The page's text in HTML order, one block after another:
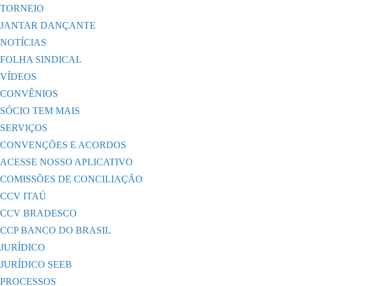
TORNEIO
JANTAR DANÇANTE
NOTÍCIAS
FOLHA SINDICAL
VÍDEOS
CONVÊNIOS
SÓCIO TEM MAIS
SERVIÇOS
CONVENÇÕES E ACORDOS
ACESSE NOSSO APLICATIVO
COMISSÕES DE CONCILIAÇÃO
CCV ITAÚ
CCV BRADESCO
CCP BANCO DO BRASIL
JURÍDICO
JURÍDICO SEEB
PROCESSOS